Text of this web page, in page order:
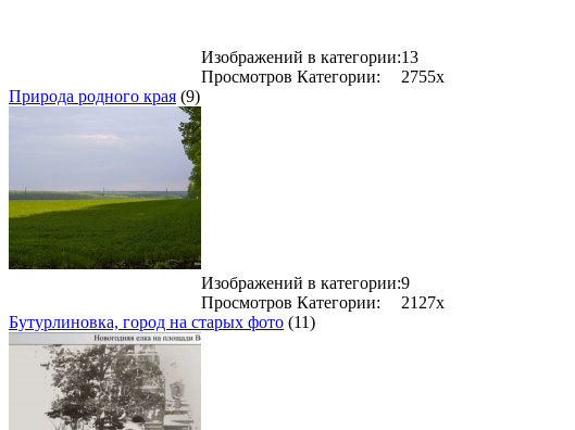
Изображений в категории:13
Просмотров Категории:
2755x
Природа родного края (9)
Изображений в категории:9
Просмотров Категории:
2127x
Бутурлиновка, город на старых фото (11)